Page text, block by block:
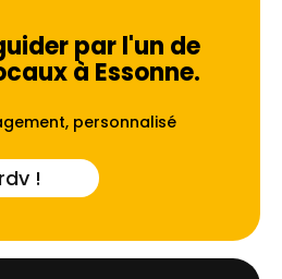
par l'un de
à Essonne.
personnalisé
!